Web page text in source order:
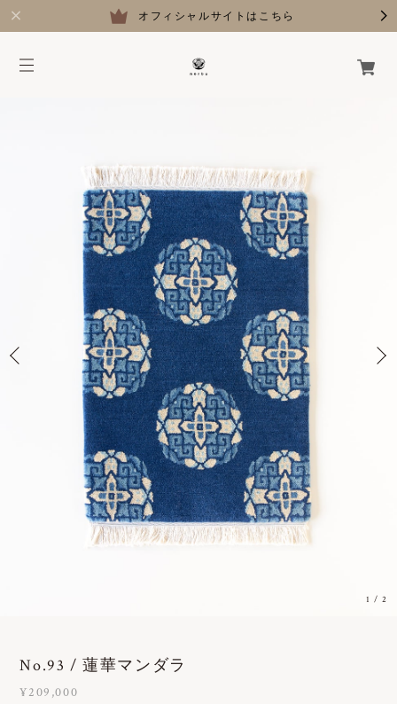
オフィシャルサイトはこちら
1 /2
No.93 / 蓮華マンダラ
¥209,000